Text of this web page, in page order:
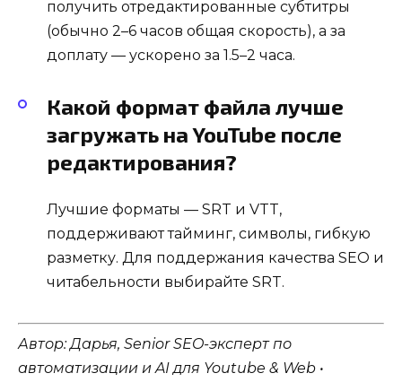
получить отредактированные субтитры
(обычно 2–6 часов общая скорость), а за
доплату — ускорено за 1.5–2 часа.
Какой формат файла лучше
загружать на YouTube после
редактирования?
Лучшие форматы — SRT и VTT,
поддерживают тайминг, символы, гибкую
разметку. Для поддержания качества SEO и
читабельности выбирайте SRT.
Автор: Дарья, Senior SEO-эксперт по
автоматизации и AI для Youtube & Web •